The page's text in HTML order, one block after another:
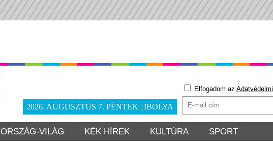
2026. AUGUSZTUS 7. PÉNTEK | IBOLYA
Elfogadom az
ORSZÁG-VILÁG KÉK HÍREK KULTÚRA SPORT